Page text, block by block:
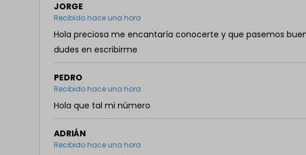
JORGE
Recibido hace una hora
Hola preciosa me encantaría conocerte y que pasemos
dudes en escribirme
PEDRO
Recibido hace una hora
Hola que tal mi número
ADRIÁN
Recibido hace una hora